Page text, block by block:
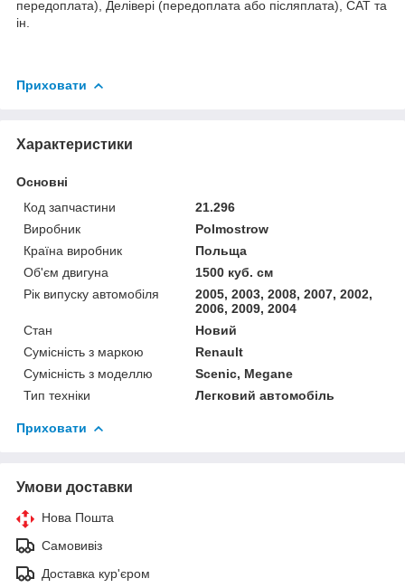
передоплата), Делівері (передоплата або післяплата), САТ та
ін.
Приховати
Характеристики
Основні
Код запчастини
21.296
Виробник
Polmostrow
Країна виробник
Польща
Об'єм двигуна
1500 куб. см
Рік випуску автомобіля
2005, 2003, 2008, 2007, 2002,
2006, 2009, 2004
Стан
Новий
Сумісність з маркою
Renault
Сумісність з моделлю
Scenic, Megane
Тип техніки
Легковий автомобіль
Приховати
Умови доставки
Нова Пошта
Самовивіз
Доставка кур'єром